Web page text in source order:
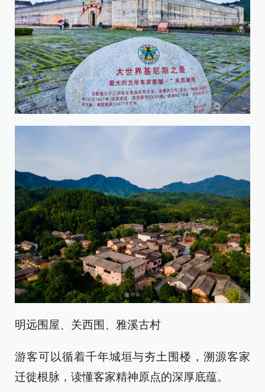
明远围屋、关西围、雅溪古村
游客可以循着千年城垣与夯土围楼，溯源客家
迁徙根脉，读懂客家精神原点的深厚底蕴。